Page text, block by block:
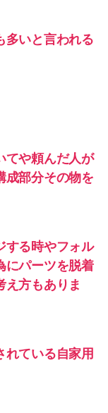
多いと言われる
てや頼んだ人が
成部分その物を
する時やフォル
にパーツを脱着
え方もありま
れている自家用